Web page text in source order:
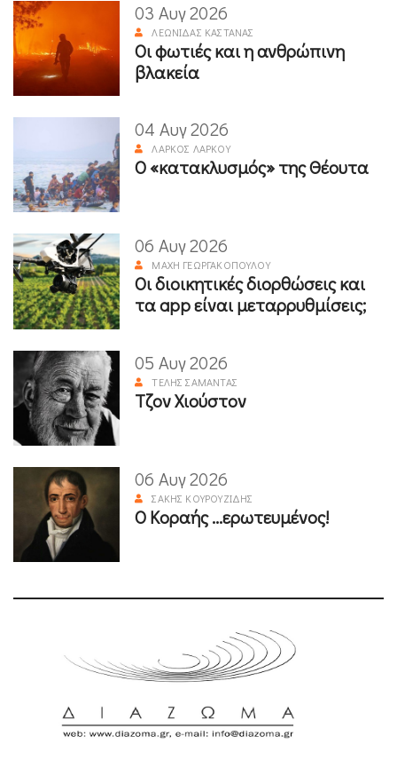
03 Αυγ 2026
ΛΕΩΝΊΔΑΣ ΚΑΣΤΑΝΆΣ
Οι φωτιές και η ανθρώπινη
βλακεία
04 Αυγ 2026
ΛΆΡΚΟΣ ΛΆΡΚΟΥ
Ο «κατακλυσμός» της Θέουτα
06 Αυγ 2026
ΜΆΧΗ ΓΕΩΡΓΑΚΟΠΟΎΛΟΥ
Οι διοικητικές διορθώσεις και
τα app είναι μεταρρυθμίσεις;
05 Αυγ 2026
ΤΈΛΗΣ ΣΑΜΑΝΤΆΣ
Τζον Χιούστον
06 Αυγ 2026
ΣΆΚΗΣ ΚΟΥΡΟΥΖΊΔΗΣ
Ο Κοραής ...ερωτευμένος!